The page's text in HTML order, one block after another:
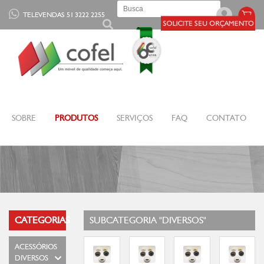
TELEVENDAS 51 3222 2255
SOBRE PRODUTOS SERVIÇOS FAQ CONTATO
CATEGORIAS
ACESSÓRIOS
DIVERSOS
SUBCATEGORIA "DIVERSOS"